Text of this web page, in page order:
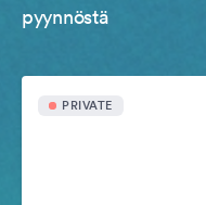
pyynnöstä
PRIVATE